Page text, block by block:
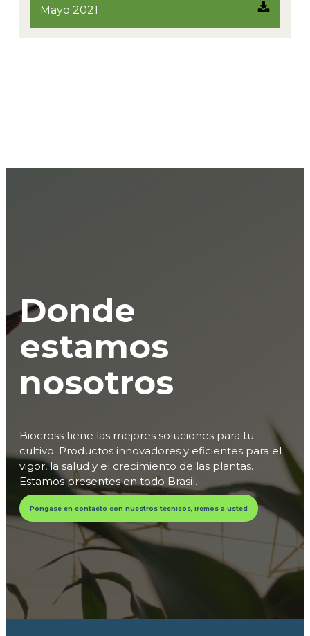
Mayo 2021
Donde
estamos
nosotros
Biocross tiene las mejores soluciones para tu
cultivo. Productos innovadores y eficientes para el
vigor, la salud y el crecimiento de las plantas.
Estamos presentes en todo Brasil.
Póngase en contacto con nuestros técnicos, iremos a usted